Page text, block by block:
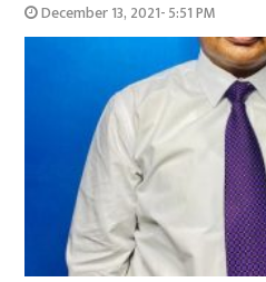
December 13, 2021- 5:51 PM